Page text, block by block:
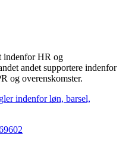
indenfor HR og
andet supportere indenfor
og overenskomster.
indenfor løn, barsel,